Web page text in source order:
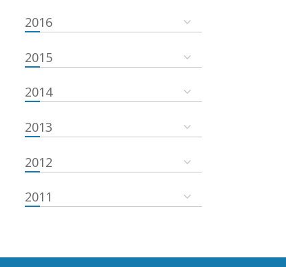
2016
2015
2014
2013
2012
2011